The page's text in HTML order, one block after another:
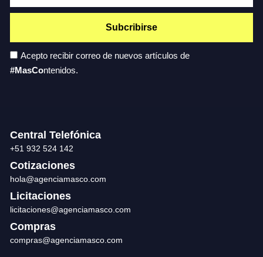
Acepto recibir correo de nuevos artículos de
#MasContenidos.
Subcribirse
Central Telefónica
+51 932 524 142
Cotizaciones
hola@agenciamasco.com
Licitaciones
licitaciones@agenciamasco.com
Compras
compras@agenciamasco.com